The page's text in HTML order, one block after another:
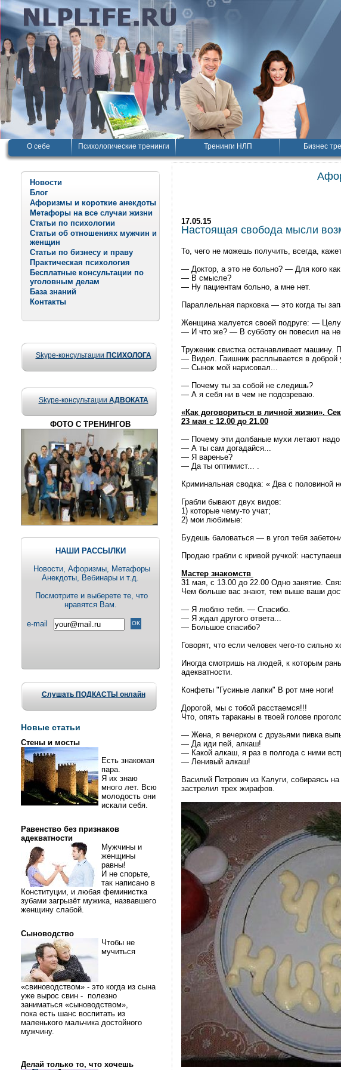
О себе Психологические тренинги Тренинги НЛП Бизнес
Новости
Блог
Афоризмы и короткие анекдоты
Метафоры на все случаи жизни
Статьи по психологии
Статьи об отношениях мужчин и
женщин
Статьи по бизнесу и праву
Практическая психология
Бесплатные консультации по
уголовным делам
База знаний
Контакты
Skype-консультации ПСИХОЛОГА
Skype-консультации АДВОКАТА
ФОТО С ТРЕНИНГОВ
НАШИ РАССЫЛКИ
Новости, Aфоризмы, Метафоры
Анекдоты, Вебинары и т.д.
Посмотрите и выберете те, что
нравятся Вам.
e-mail
Слушать ПОДКАСТЫ онлайн
Новые статьи
Стены и мосты
Есть знакомая
пара.
Я их знаю
много лет. Всю
молодость они
искали себя.
Равенство без признаков
адекватности
Мужчины и
женщины
равны!
И не спорьте,
так написано в
Конституции, и любая феминистка
зубами загрызёт мужика, назвавшего
женщину слабой.
Сыноводство
Чтобы не
мучиться
«свиноводством» - это когда из сына
уже вырос свин - полезно
заниматься «сыноводством»,
пока есть шанс воспитать из
маленького мальчика достойного
мужчину.
Делай только то, что хочешь
17.05.15
Настоящая свобода мысли
То, чего не можешь получить, всегда,
— Доктор, а это не больно? — Для кого
— В смысле?
— Ну пациентам больно, а мне нет.
Параллельная парковка — это когда ты
Женщина жалуется своей подруге: —
— И что же? — В субботу он повесил на
Труженик свистка останавливает
— Видел. Гаишник расплывается в доброй
— Сынок мой нарисовал...
— Почему ты за собой не следишь?
— А я себя ни в чем не подозреваю.
«Как договориться в личной жизни».
23 мая с 12.00 до 21.00
— Почему эти долбаные мухи летают
— А ты сам догадайся...
— Я варенье?
— Да ты оптимист... .
Криминальная сводка: « Два с половиной
Грабли бывают двух видов:
1) которые чему-то учат;
2) мои любимые:
Будешь баловаться — в угол тебя
Продаю грабли с кривой ручкой:
Мастер знакомств
31 мая, с 13.00 до 22.00 Одно занятие.
Чем больше вас знают, тем выше ваши
— Я люблю тебя. — Спасибо.
— Я ждал другого ответа...
— Большое спасибо?
Говорят, что если человек чего-то
Иногда смотришь на людей, к которым
адекватности.
Конфеты "Гусиные лапки" В рот мне ноги!
Дорогой, мы с тобой расстаемся!!!
Что, опять тараканы в твоей голове
— Жена, я вечерком с друзьями пивка
— Да иди пей, алкаш!
— Какой алкаш, я раз в полгода с ними
— Ленивый алкаш!
Василий Петрович из Калуги, собираясь
застрелил трех жирафов.